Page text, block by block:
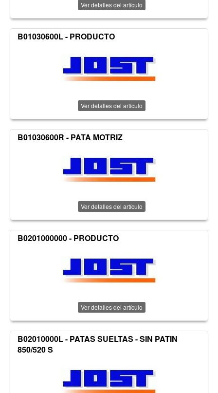
Ver detalles del artículo
B01030600L - PRODUCTO
Ver detalles del artículo
B01030600R - PATA MOTRIZ
Ver detalles del artículo
B0201000000 - PRODUCTO
Ver detalles del artículo
B02010000L - PATAS SUELTAS - SIN PATIN
850/520 S